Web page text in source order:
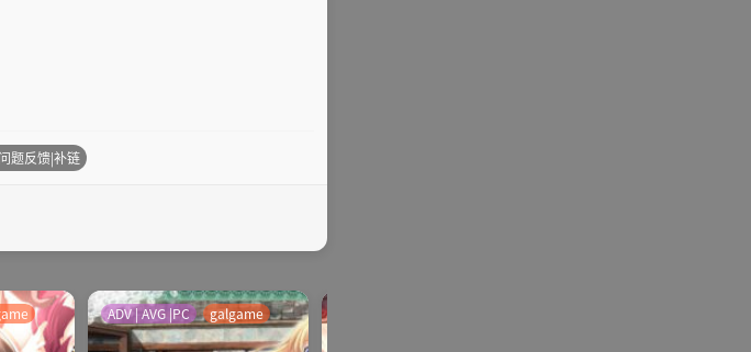
问题反馈|补链
ADV | AVG |PC galgame